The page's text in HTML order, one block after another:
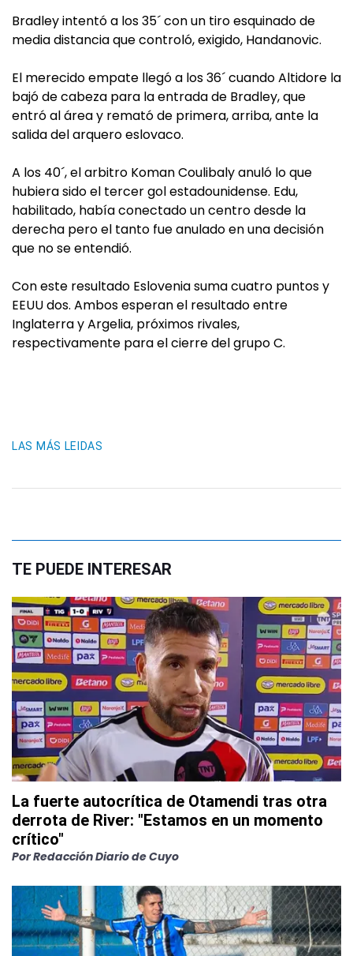
Bradley intentó a los 35´ con un tiro esquinado de
media distancia que controló, exigido, Handanovic.
El merecido empate llegó a los 36´ cuando Altidore la
bajó de cabeza para la entrada de Bradley, que
entró al área y remató de primera, arriba, ante la
salida del arquero eslovaco.
A los 40´, el arbitro Koman Coulibaly anuló lo que
hubiera sido el tercer gol estadounidense. Edu,
habilitado, había conectado un centro desde la
derecha pero el tanto fue anulado en una decisión
que no se entendió.
Con este resultado Eslovenia suma cuatro puntos y
EEUU dos. Ambos esperan el resultado entre
Inglaterra y Argelia, próximos rivales,
respectivamente para el cierre del grupo C.
LAS MÁS LEIDAS
TE PUEDE INTERESAR
La fuerte autocrítica de Otamendi tras otra
derrota de River: "Estamos en un momento
crítico"
PorRedacción Diario de Cuyo